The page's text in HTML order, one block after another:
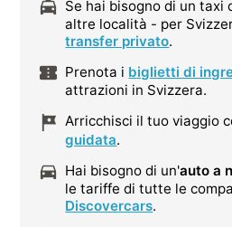
Se hai bisogno di un taxi
altre località - per
transfer privato.
Prenota i biglietti di
attrazioni in Svizzera.
Arricchisci il tuo viaggio
guidata.
Hai bisogno di un'auto a
le tariffe di tutte le
Discovercars.